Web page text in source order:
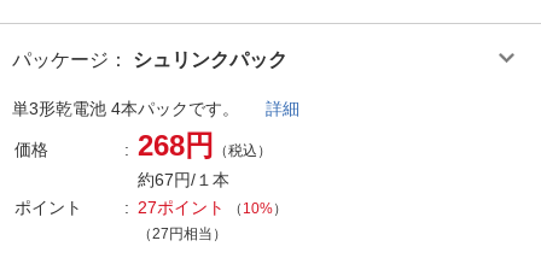
パッケージ ： シュリンクパック
単3形乾電池 4本パックです。 詳細
価格 268円 （税込）
約67円/１本
ポイント
27ポイント （ 10%）
（27円相当）